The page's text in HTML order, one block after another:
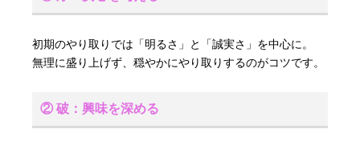
初期のやり取りでは「明るさ」と「誠実さ」を中心に。
無理に盛り上げず、穏やかにやり取りするのがコツです。
② 破：興味を深める